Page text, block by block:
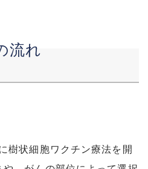
流れ
樹状細胞ワクチン療法を開